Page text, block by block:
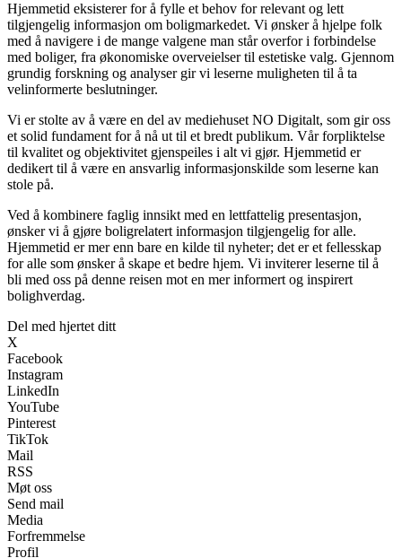
Hjemmetid eksisterer for å fylle et behov for relevant og lett
tilgjengelig informasjon om boligmarkedet. Vi ønsker å hjelpe folk
med å navigere i de mange valgene man står overfor i forbindelse
med boliger, fra økonomiske overveielser til estetiske valg. Gjennom
grundig forskning og analyser gir vi leserne muligheten til å ta
velinformerte beslutninger.
Vi er stolte av å være en del av mediehuset NO Digitalt, som gir oss
et solid fundament for å nå ut til et bredt publikum. Vår forpliktelse
til kvalitet og objektivitet gjenspeiles i alt vi gjør. Hjemmetid er
dedikert til å være en ansvarlig informasjonskilde som leserne kan
stole på.
Ved å kombinere faglig innsikt med en lettfattelig presentasjon,
ønsker vi å gjøre boligrelatert informasjon tilgjengelig for alle.
Hjemmetid er mer enn bare en kilde til nyheter; det er et fellesskap
for alle som ønsker å skape et bedre hjem. Vi inviterer leserne til å
bli med oss på denne reisen mot en mer informert og inspirert
bolighverdag.
Del med hjertet ditt
X
Facebook
Instagram
LinkedIn
YouTube
Pinterest
TikTok
Mail
RSS
Møt oss
Send mail
Media
Forfremmelse
Profil